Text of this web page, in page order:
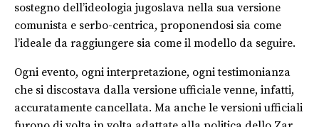
sostegno dell’ideologia jugoslava nella sua versione
comunista e serbo-centrica, proponendosi sia come
l’ideale da raggiungere sia come il modello da seguire.
Ogni evento, ogni interpretazione, ogni testimonianza
che si discostava dalla versione ufficiale venne, infatti,
accuratamente cancellata. Ma anche le versioni ufficiali